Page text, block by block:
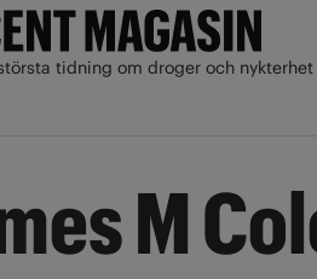
tidning om droger och nykterhet
M